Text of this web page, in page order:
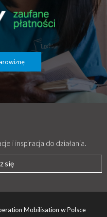
i inspiracja do działania.
się
Mobilisation w Polsce